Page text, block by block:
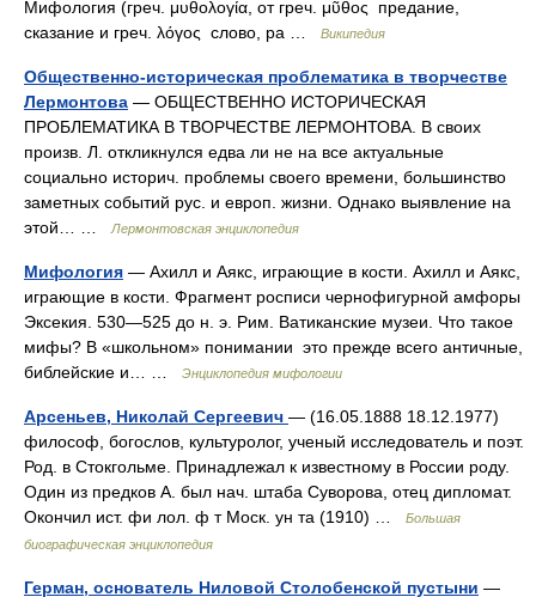
Мифология (греч. μυθολογία, от греч. μῦθος предание,
сказание и греч. λόγος слово, ра …
Википедия
Общественно-историческая проблематика в творчестве
Лермонтова — ОБЩЕСТВЕННО ИСТОРИЧЕСКАЯ
ПРОБЛЕМАТИКА В ТВОРЧЕСТВЕ ЛЕРМОНТОВА. В своих
произв. Л. откликнулся едва ли не на все актуальные
социально историч. проблемы своего времени, большинство
заметных событий рус. и европ. жизни. Однако выявление на
этой… …
Лермонтовская энциклопедия
Мифология — Ахилл и Аякс, играющие в кости. Ахилл и Аякс,
играющие в кости. Фрагмент росписи чернофигурной амфоры
Эксекия. 530—525 до н. э. Рим. Ватиканские музеи. Что такое
мифы? В «школьном» понимании это прежде всего античные,
библейские и… …
Энциклопедия мифологии
Арсеньев, Николай Сергеевич — (16.05.1888 18.12.1977)
философ, богослов, культуролог, ученый исследователь и поэт.
Род. в Стокгольме. Принадлежал к известному в России роду.
Один из предков А. был нач. штаба Суворова, отец дипломат.
Окончил ист. фи лол. ф т Моск. ун та (1910) …
Большая
биографическая энциклопедия
Герман, основатель Ниловой Столобенской пустыни —